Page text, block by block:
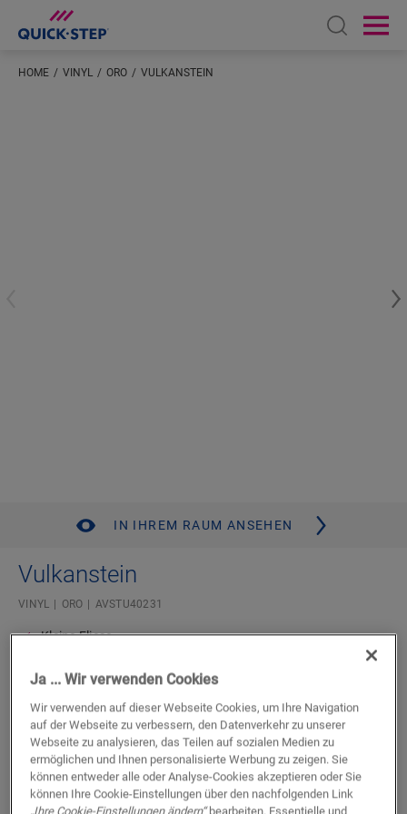
Open
HOME VINYL ORO VULKANSTEIN
IN IHREM RAUM ANSEHEN
Vulkanstein
VINYL ORO AVSTU40231
Kleine Fliese
Kompatibel mit Bodenheizung und -kühlung
Wasserdicht
Unterlage integriert
Einen Händler in Ihrer Nähe finden
Ja ... Wir verwenden Cookies
Wir verwenden auf dieser Webseite Cookies, um Ihre Navigation
auf der Webseite zu verbessern, den Datenverkehr zu unserer
Webseite zu analysieren, das Teilen auf sozialen Medien zu
ermöglichen und Ihnen personalisierte Werbung zu zeigen. Sie
können entweder alle oder Analyse-Cookies akzeptieren oder Sie
können Ihre Cookie-Einstellungen über den nachfolgenden Link
„Ihre Cookie-Einstellungen ändern“bearbeiten. Essentielle und